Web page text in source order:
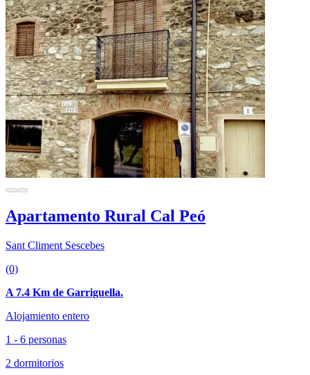
Apartamento Rural Cal Peó
Sant Climent Sescebes
(0)
A 7.4 Km de Garriguella.
Alojamiento entero
1 - 6 personas
2 dormitorios